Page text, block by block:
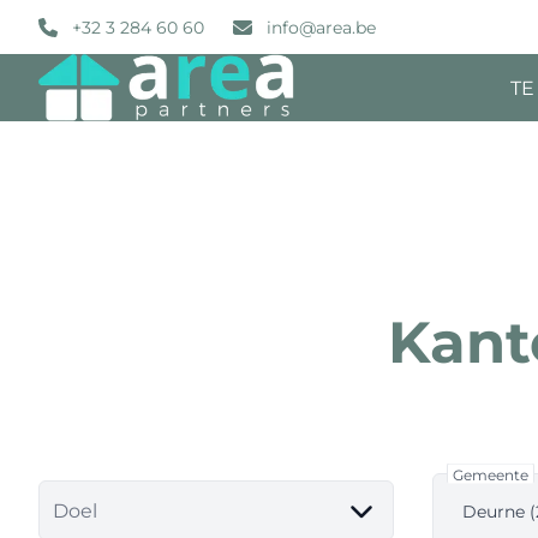
Ga naar hoofdinhoud
+32 3 284 60 60 info@area.be
Doel
Gemeente
Deurne